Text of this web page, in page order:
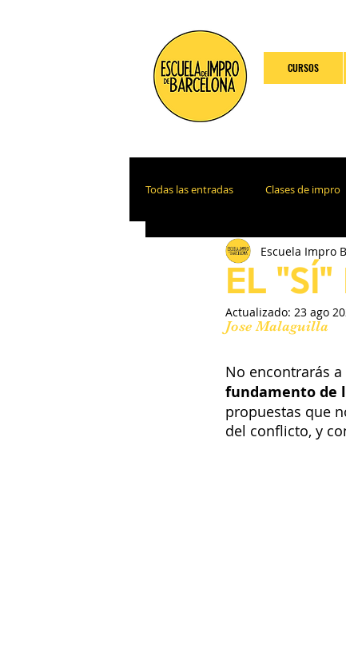
CURSOS
Todas las entradas Clases de impro
EL
Escuela Impro
Actualizado: 23 ago
Jose Malaguilla
No encontrarás
fundamento de
propuestas que
del conflicto, y